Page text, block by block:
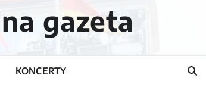
gazeta
KONCERTY